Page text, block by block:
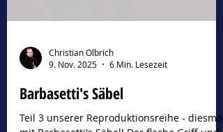
9. Nov. 2025
6 Min. Lesezeit
Barbasetti's Säbel